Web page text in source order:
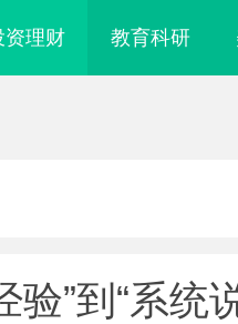
资理财 教育科研
验”到“系